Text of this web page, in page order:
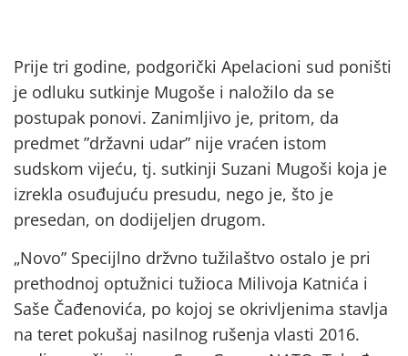
Prije tri godine, podgorički Apelacioni sud poništi
je odluku sutkinje Mugoše i naložilo da se
postupak ponovi. Zanimljivo je, pritom, da
predmet ”državni udar” nije vraćen istom
sudskom vijeću, tj. sutkinji Suzani Mugoši koja je
izrekla osuđujuću presudu, nego je, što je
presedan, on dodijeljen drugom.
„Novo” Specijlno držvno tužilaštvo ostalo je pri
prethodnoj optužnici tužioca Milivoja Katnića i
Saše Čađenovića, po kojoj se okrivljenima stavlja
na teret pokušaj nasilnog rušenja vlasti 2016.